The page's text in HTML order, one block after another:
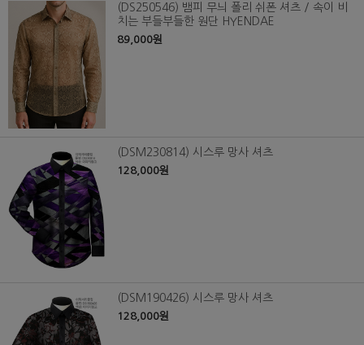
(DS250546) 뱀피 무늬 폴리 쉬폰 셔츠 / 속이 비
치는 부들부들한 원단 HYENDAE
89,000원
(DSM230814) 시스루 망사 셔츠
128,000원
(DSM190426) 시스루 망사 셔츠
128,000원